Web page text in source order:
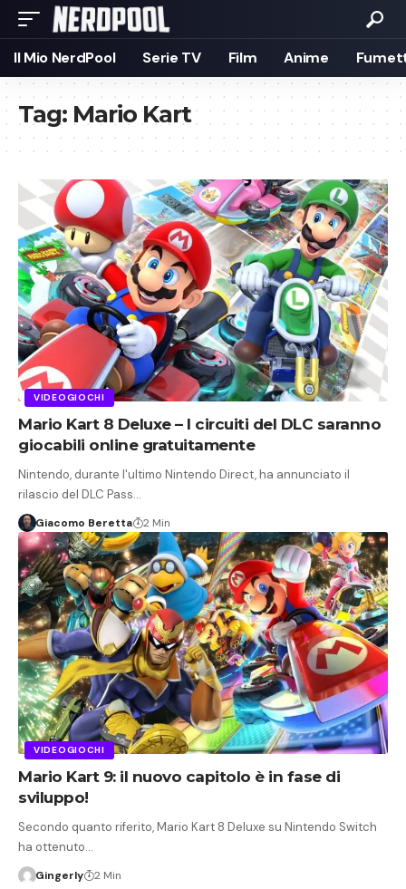
Il Mio NerdPool Serie TV Film Anime
Tag: Mario Kart
VIDEOGIOCHI
Mario Kart 8 Deluxe – I circuiti del DLC saranno
giocabili online gratuitamente
Nintendo, durante l'ultimo Nintendo Direct, ha annunciato il
rilascio del DLC Pass…
Giacomo Beretta 2 Min
VIDEOGIOCHI
Mario Kart 9: il nuovo capitolo è in fase di
sviluppo!
Secondo quanto riferito, Mario Kart 8 Deluxe su Nintendo Switch
ha ottenuto…
Gingerly 2 Min